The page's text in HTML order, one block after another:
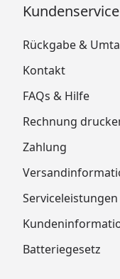
Kundenservice
Rückgabe &
Kontakt
FAQs & Hilfe
Rechnung
Zahlung
Serviceleistungen
Batteriegesetz